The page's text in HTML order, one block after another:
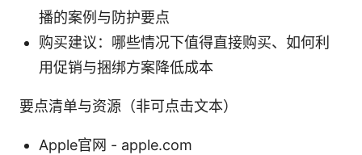
播的案例与防护要点
购买建议：哪些情况下值得直接购买、如何利
用促销与捆绑方案降低成本
要点清单与资源（非可点击文本）
Apple官网 - apple.com